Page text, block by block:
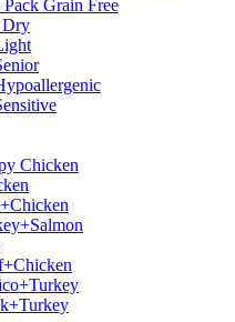
Grain Free
Dry
Chicken